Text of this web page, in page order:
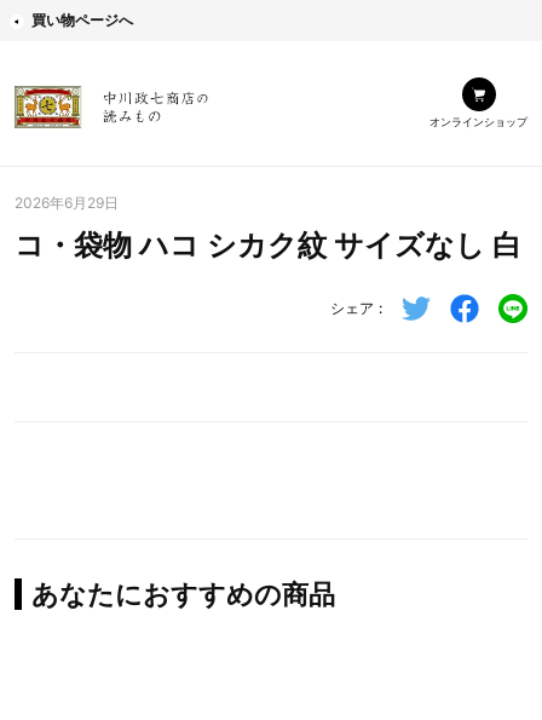
買い物ページへ
オンラインショップ
2026年6月29日
コ・袋物 ハコ シカク紋 サイズなし 白
シェア
あなたにおすすめの商品